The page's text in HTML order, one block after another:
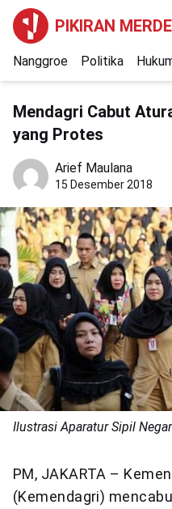
PIKIRAN
Nanggroe Politika
Mendagri Cabut
yang Protes
Arief Maulana
15 Desember 2018
Ilustrasi Aparatur Sipil
PM, JAKARTA –
(Kemendagri)